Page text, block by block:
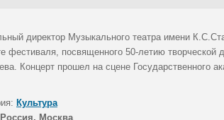
директор Музыкального театра имени
фестиваля, посвященного 50-летию
Концерт прошел на сцене Государственного
Культура
Россия, Москва